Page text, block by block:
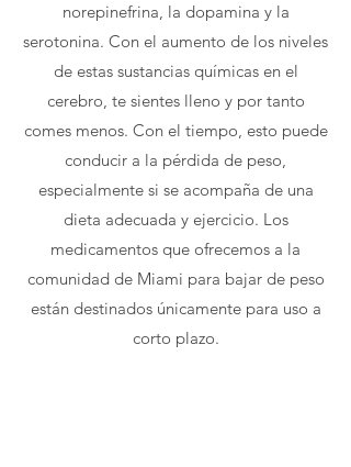
norepinefrina, la dopamina y la
serotonina. Con el aumento de los niveles
de estas sustancias químicas en el
cerebro, te sientes lleno y por tanto
comes menos. Con el tiempo, esto puede
conducir a la pérdida de peso,
especialmente si se acompaña de una
dieta adecuada y ejercicio. Los
medicamentos que ofrecemos a la
comunidad de Miami para bajar de peso
están destinados únicamente para uso a
corto plazo.